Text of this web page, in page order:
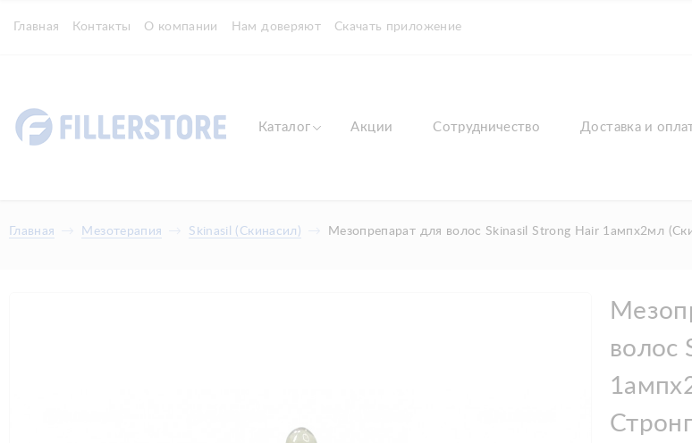
Главная Контакты О компании Нам доверяют Скачать приложение
Каталог Акции Сотрудничество Доставка и
Главная Мезотерапия Skinasil (Скинасил) Мезопрепарат для волос Skinasil Strong Hair 1ампx2мл
волос